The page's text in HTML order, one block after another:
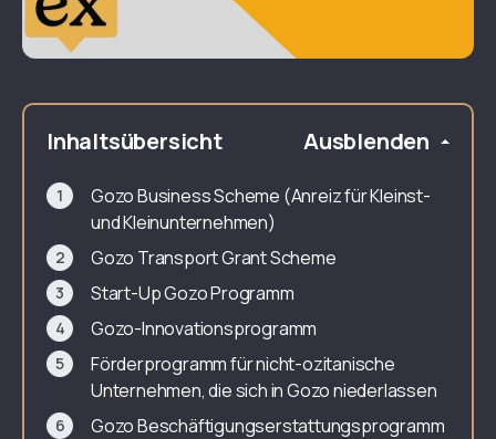
Inhaltsübersicht Ausblenden
Gozo Business Scheme (Anreiz für Kleinst-
und Kleinunternehmen)
Gozo Transport Grant Scheme
Start-Up Gozo Programm
Gozo-Innovationsprogramm
Förderprogramm für nicht-ozitanische
Unternehmen, die sich in Gozo niederlassen
Gozo Beschäftigungserstattungsprogramm